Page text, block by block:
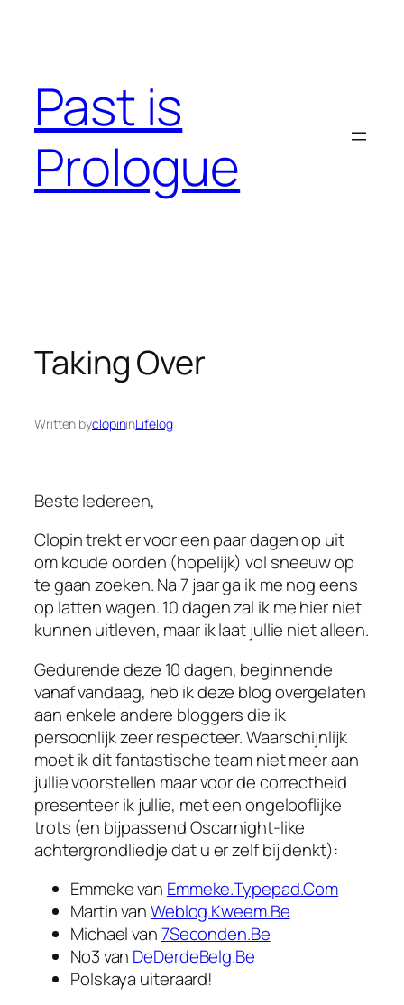
Past is
Prologue
Taking Over
Written byclopininLifelog
Beste Iedereen,
Clopin trekt er voor een paar dagen op uit
om koude oorden (hopelijk) vol sneeuw op
te gaan zoeken. Na 7 jaar ga ik me nog eens
op latten wagen. 10 dagen zal ik me hier niet
kunnen uitleven, maar ik laat jullie niet alleen.
Gedurende deze 10 dagen, beginnende
vanaf vandaag, heb ik deze blog overgelaten
aan enkele andere bloggers die ik
persoonlijk zeer respecteer. Waarschijnlijk
moet ik dit fantastische team niet meer aan
jullie voorstellen maar voor de correctheid
presenteer ik jullie, met een ongelooflijke
trots (en bijpassend Oscarnight-like
achtergrondliedje dat u er zelf bij denkt):
Emmeke van Emmeke.Typepad.Com
Martin vanWeblog.Kweem.Be
Michael van7Seconden.Be
No3 van DeDerdeBelg.Be
Polskaya uiteraard!